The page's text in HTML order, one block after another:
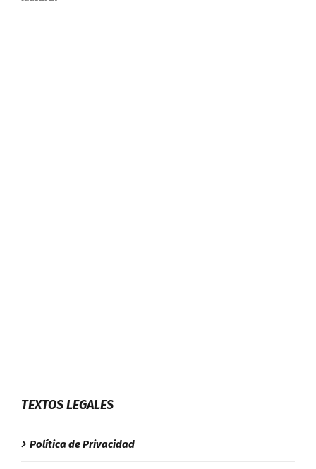
TEXTOS LEGALES
Política de Privacidad